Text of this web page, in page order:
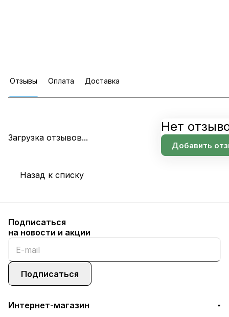
Отзывы Оплата Доставка
Загрузка отзывов...
Нет
Добавить
Назад к списку
Подписаться
на новости и акции
Подписаться
Интернет-магазин